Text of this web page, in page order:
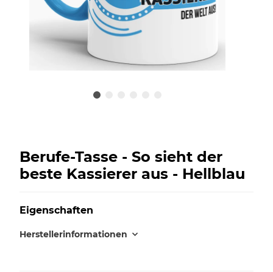
Berufe-Tasse - So sieht der
beste Kassierer aus - Hellblau
Eigenschaften
Herstellerinformationen